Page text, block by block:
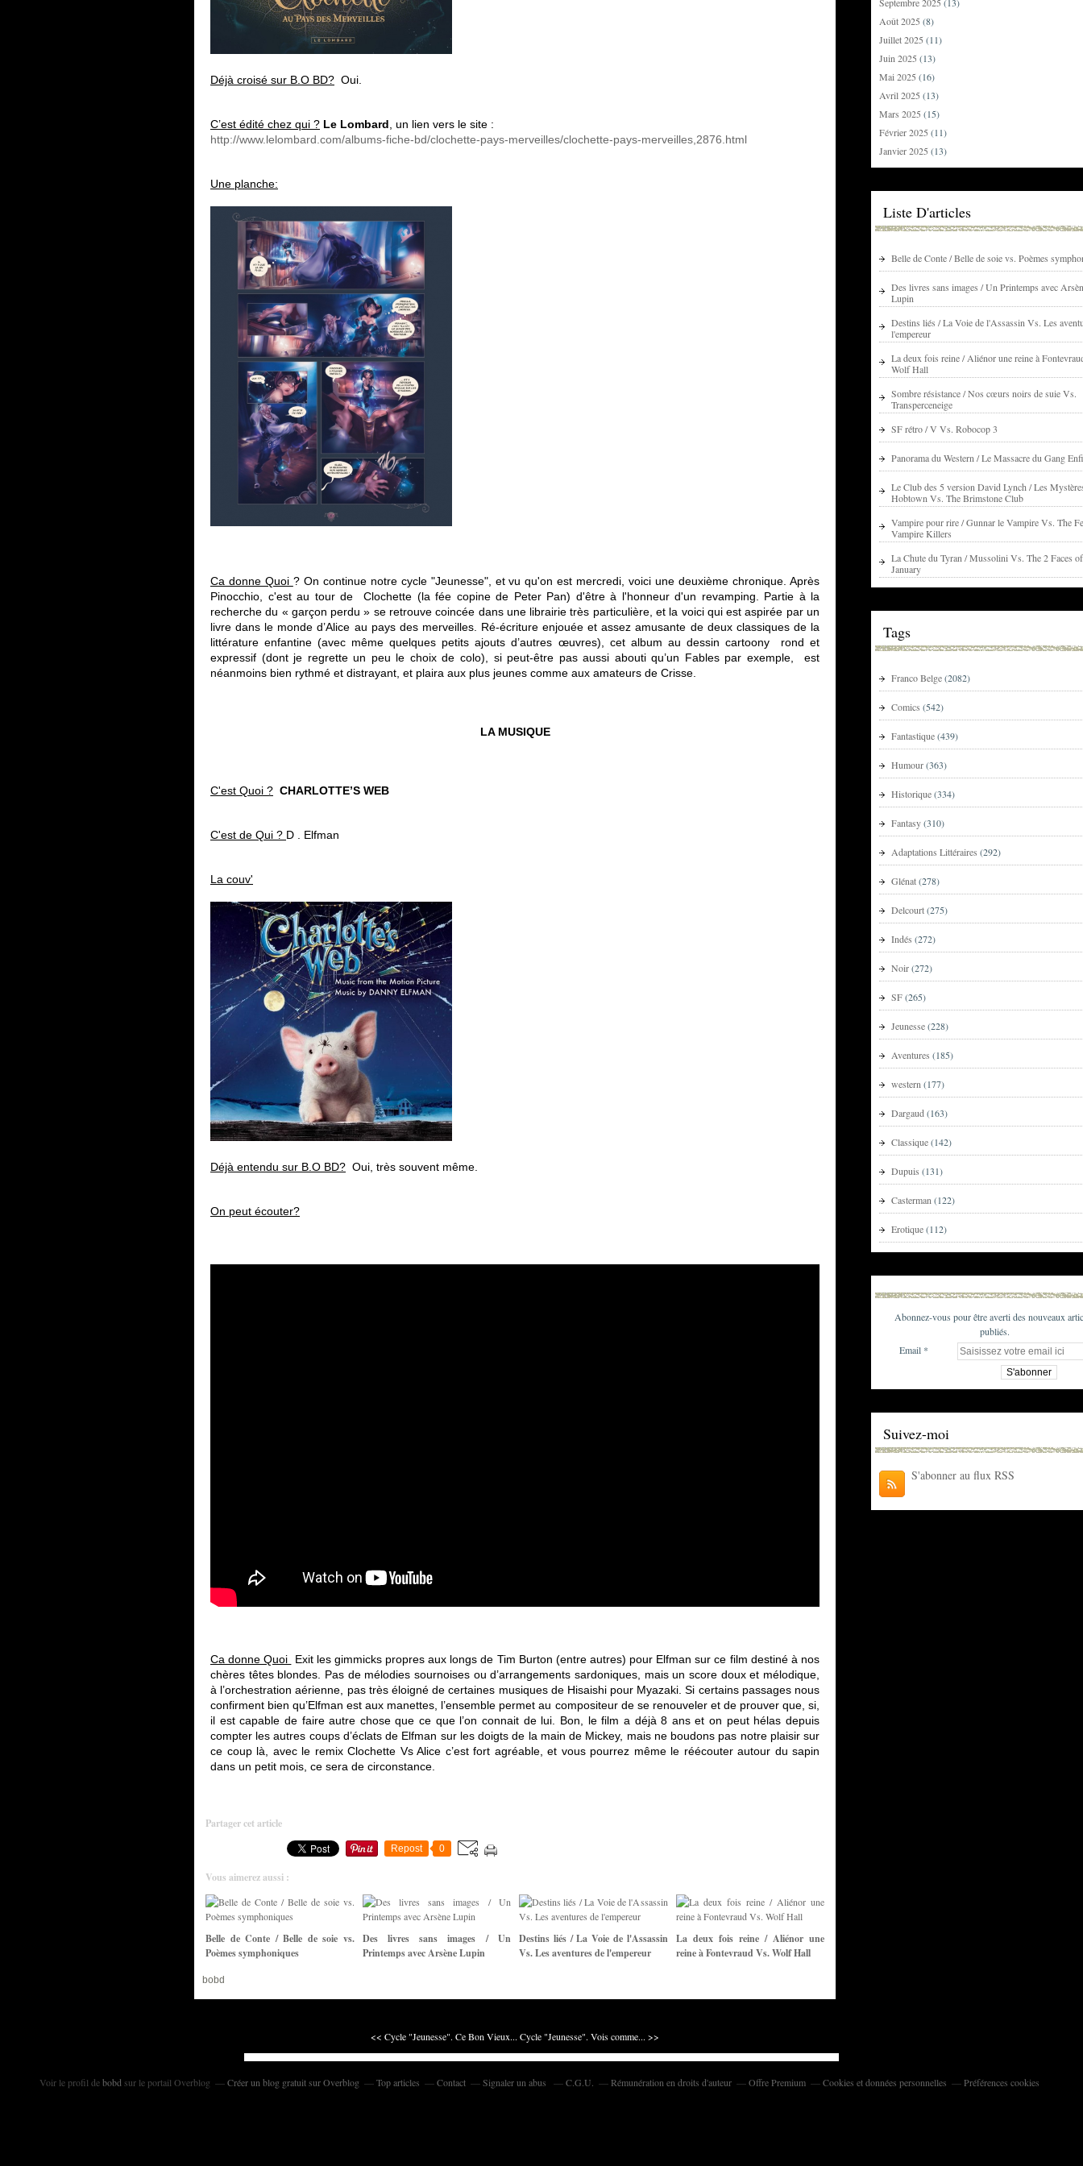
Déjà croisé sur B.O BD? Oui.
C’est édité chez qui ? Le Lombard , un lien vers le site :
http://www.lelombard.com/albums-fiche-bd/clochette-pays-merveilles/clochette-pays-merveilles,2876.html
Une planche:
Ca donne Quoi ? On continue notre cycle "Jeunesse", et vu qu'on est mercredi, voici une deuxième chronique. Après
Pinocchio, c'est au tour de Clochette (la fée copine de Peter Pan) d'être à l'honneur d'un revamping. Partie à la
recherche du « garçon perdu » se retrouve coincée dans une librairie très particulière, et la voici qui est aspirée par un
livre dans le monde d’Alice au pays des merveilles. Ré-écriture enjouée et assez amusante de deux classiques de la
littérature enfantine (avec même quelques petits ajouts d’autres œuvres), cet album au dessin cartoony rond et
expressif (dont je regrette un peu le choix de colo), si peut-être pas aussi abouti qu’un Fables par exemple, est
néanmoins bien rythmé et distrayant, et plaira aux plus jeunes comme aux amateurs de Crisse.
LA MUSIQUE
C'est Quoi ? CHARLOTTE’S WEB
C'est de Qui ? D . Elfman
La couv'
Déjà entendu sur B.O BD? Oui, très souvent même.
On peut écouter?
Ca donne Quoi
Exit les gimmicks propres aux longs de Tim Burton (entre autres) pour Elfman sur ce film destiné à nos
chères têtes blondes. Pas de mélodies sournoises ou d’arrangements sardoniques, mais un score doux et mélodique,
à l’orchestration aérienne, pas très éloigné de certaines musiques de Hisaishi pour Myazaki. Si certains passages nous
confirment bien qu’Elfman est aux manettes, l’ensemble permet au compositeur de se renouveler et de prouver que, si,
il est capable de faire autre chose que ce que l’on connait de lui. Bon, le film a déjà 8 ans et on peut hélas depuis
compter les autres coups d’éclats de Elfman sur les doigts de la main de Mickey, mais ne boudons pas notre plaisir sur
ce coup là, avec le remix Clochette Vs Alice c’est fort agréable, et vous pourrez même le réécouter autour du sapin
dans un petit mois, ce sera de circonstance.
Partager cet article
Repost 0
Vous aimerez aussi :
Belle de Conte / Belle de soie vs.
Poèmes symphoniques
Des livres sans images / Un
Printemps avec Arsène Lupin
Destins liés / La Voie de l'Assassin
Vs. Les aventures de l'empereur
La deux fois reine / Aliénor une
reine à Fontevraud Vs. Wolf Hall
bobd
<< Cycle "Jeunesse". Ce Bon Vieux... Cycle "Jeunesse". Vois comme... >>
Août 2025 (8)
Juillet 2025 (11)
Juin 2025 (13)
Mai 2025 (16)
Avril 2025 (13)
Mars 2025 (15)
Février 2025 (11)
Janvier 2025 (13)
Liste D'articles
Belle de Conte / Belle de soie vs. Poèmes
Des livres sans images / Un Printemps avec
Lupin
Destins liés / La Voie de l'Assassin Vs. Les
l'empereur
La deux fois reine / Aliénor une reine à
Wolf Hall
Sombre résistance / Nos cœurs noirs de suie Vs.
Transperceneige
SF rétro / V Vs. Robocop 3
Panorama du Western / Le Massacre du Gang
Le Club des 5 version David Lynch / Les
Hobtown Vs. The Brimstone Club
Vampire pour rire / Gunnar le Vampire Vs. The
Vampire Killers
La Chute du Tyran / Mussolini Vs. The 2 Faces of
January
Tags
Franco Belge(2082)
Comics (542)
Fantastique(439)
Humour(363)
Historique(334)
Fantasy(310)
Adaptations Littéraires (292)
Glénat(278)
Delcourt(275)
Indés (272)
Noir(272)
SF(265)
Jeunesse(228)
Aventures (185)
western (177)
Dargaud (163)
Classique(142)
Dupuis (131)
Casterman (122)
Erotique(112)
Abonnez-vous pour être averti des nouveaux
publiés.
Email
Suivez-moi
S'abonner au flux RSS
Voir le profil debobdsur le portail Overblog Créer un blog gratuit sur Overblog Top articles Contact Signaler un abus C.G.U. Rémunération en droits d'auteur Offre Premium Cookies et données personnelles Préférences cookies